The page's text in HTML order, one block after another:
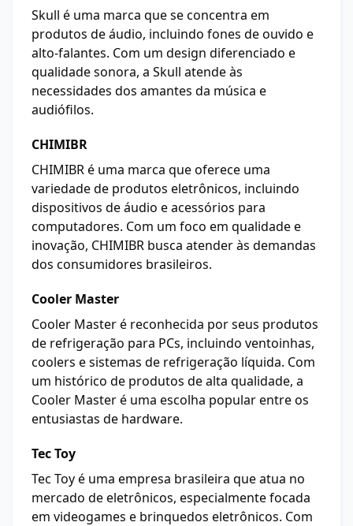
Skull é uma marca que se concentra em
produtos de áudio, incluindo fones de ouvido e
alto-falantes. Com um design diferenciado e
qualidade sonora, a Skull atende às
necessidades dos amantes da música e
audiófilos.
CHIMIBR
CHIMIBR é uma marca que oferece uma
variedade de produtos eletrônicos, incluindo
dispositivos de áudio e acessórios para
computadores. Com um foco em qualidade e
inovação, CHIMIBR busca atender às demandas
dos consumidores brasileiros.
Cooler Master
Cooler Master é reconhecida por seus produtos
de refrigeração para PCs, incluindo ventoinhas,
coolers e sistemas de refrigeração líquida. Com
um histórico de produtos de alta qualidade, a
Cooler Master é uma escolha popular entre os
entusiastas de hardware.
Tec Toy
Tec Toy é uma empresa brasileira que atua no
mercado de eletrônicos, especialmente focada
em videogames e brinquedos eletrônicos. Com